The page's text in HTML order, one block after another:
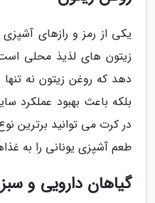
یکی از رمز و رازهای
زیتون های لذیذ محلی
دهد که روغن زیتون نه
بلکه باعث بهبود عملکرد
در کرت می توانید برترین
طعم آشپزی یونانی را به
گیاهان دارویی و